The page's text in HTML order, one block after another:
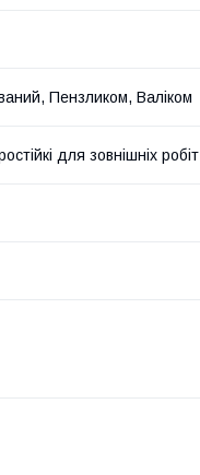
Пензликом, Валіком
для зовнішніх робіт